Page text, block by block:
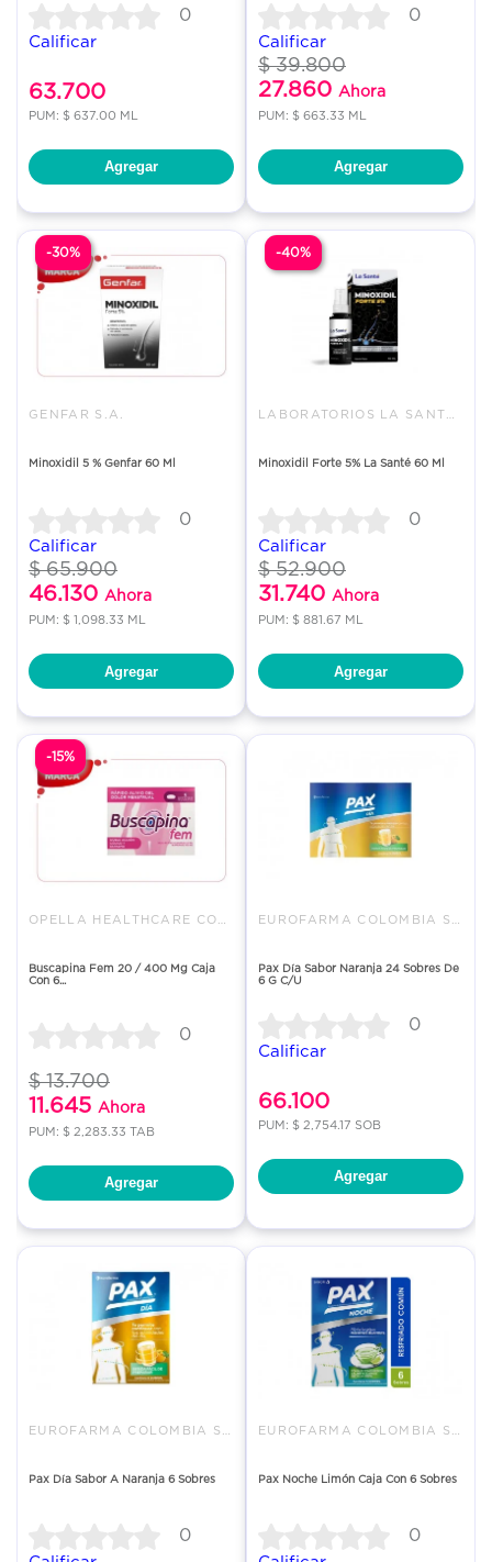
0
Calificar
63.700
PUM: $ 637.00 ML
Agregar
0
Calificar
$ 39.800
27.860 Ahora
PUM: $ 663.33 ML
Agregar
GENFAR S.A.
Minoxidil 5 % Genfar 60 Ml
0
Calificar
$ 65.900
46.130 Ahora
PUM: $ 1,098.33 ML
Agregar
-30%
Minoxidil Forte 5% La Santé 60 Ml
0
Calificar
$ 52.900
31.740 Ahora
PUM: $ 881.67 ML
Agregar
-40%
Buscapina Fem 20 / 400 Mg Caja
Con 6...
0
$ 13.700
11.645 Ahora
PUM: $ 2,283.33 TAB
Agregar
-15%
Pax Día Sabor Naranja 24 Sobres De
6 G C/U
0
Calificar
66.100
PUM: $ 2,754.17 SOB
Agregar
Pax Día Sabor A Naranja 6 Sobres
0
Pax Noche Limón Caja Con 6 Sobres
0